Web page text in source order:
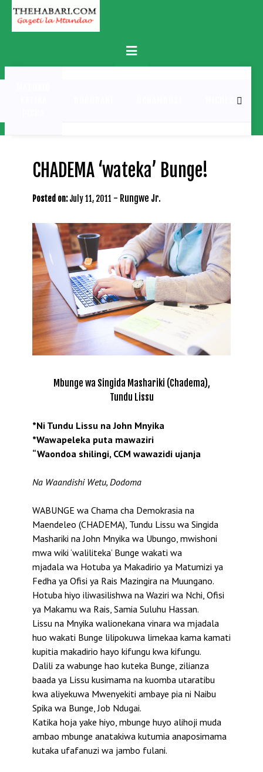
Skip
content
Primary
Menu
MICHEZO
CHADEMA ‘wateka’ Bunge!
Posted on: July 11, 2011 - Rungwe Jr.
Mbunge wa Singida Mashariki (Chadema),
Tundu Lissu
*Ni Tundu Lissu na John Mnyika
*Wawapeleka puta mawaziri
“Waondoa shilingi, CCM wawazidi ujanja
Na Waandishi Wetu, Dodoma
WABUNGE wa Chama cha Demokrasia na
Maendeleo (CHADEMA), Tundu Lissu wa Singida
Mashariki na John Mnyika wa Ubungo, mwishoni
mwa wiki ‘waliliteka’ Bunge wakati wa
mjadala wa Hotuba ya Makadirio ya Matumizi ya
Fedha ya Ofisi ya Rais Mazingira na Muungano.
Hotuba hiyo iliwasilishwa na Waziri wa Nchi, Ofisi
ya Makamu wa Rais, Samia Suluhu Hassan.
Lissu na Mnyika walionekana vinara wa mjadala
huo wakati Bunge lilipokuwa limekaa kama kamati
kupitia makadirio hayo kifungu kwa kifungu.
Dalili za wabunge hao kuteka Bunge, zilianza
baada ya Lissu kusimama na kuomba utaratibu
kwa aliyekuwa Mwenyekiti ambaye pia ni Naibu
Spika wa Bunge, Job Ndugai.
Katika hoja yake hiyo, mbunge huyo alihoji muda
ambao mbunge anatakiwa kutumia anaposimama
kutaka ufafanuzi wa jambo fulani.